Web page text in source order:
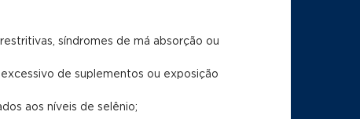
síndromes de má absorção ou
de suplementos ou exposição
aos níveis de selênio;